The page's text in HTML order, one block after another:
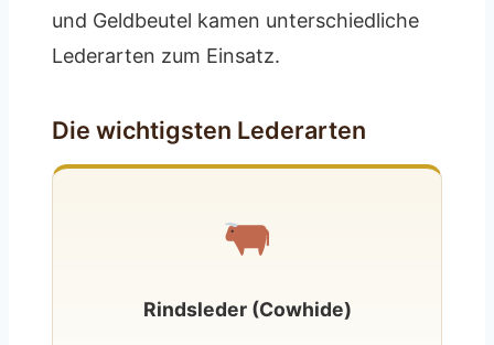
und Geldbeutel kamen unterschiedliche
Lederarten zum Einsatz.
Die wichtigsten Lederarten
Rindsleder (Cowhide)